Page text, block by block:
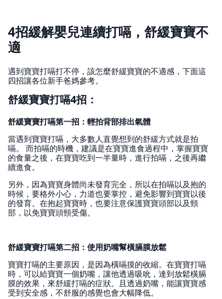
4招緩解嬰兒連續打嗝，舒緩寶寶不
適
遇到寶寶打嗝打不停，該怎麼舒緩寶寶的不適感，下面這
四招讓各位新手爸媽參考。
舒緩寶寶打嗝4招：
舒緩寶寶打嗝第一招：輕拍背部排出氣體
當遇到寶寶打嗝，大多數人直覺想到的舒緩方式就是拍
嗝。 而拍嗝的時機，建議是在寶寶進食過程中，掌握寶寶
的食量之後，在寶寶吃到一半量時，進行拍嗝，之後再繼
續進食。
另外，因為寶寶身體尚未發育完全，所以在拍嗝以及抱的
時候，要格外小心，力道也要掌控，避免影響到寶寶以後
的發育。在抱起寶寶時，也要注意保護寶寶頭部以及頸
部，以免寶寶頭頸受傷。
舒緩寶寶打嗝第二招：使用奶嘴幫橫膈膜放鬆
寶寶打嗝的主要原因，是因為橫嗝摸的收縮。在寶寶打嗝
時，可以給寶寶一個奶嘴，讓他透過吸吮，達到放鬆橫膈
膜的效果，來舒緩打嗝的症狀。且透過奶嘴，能讓寶寶感
受到安全感，不舒服的感覺也會大幅降低。